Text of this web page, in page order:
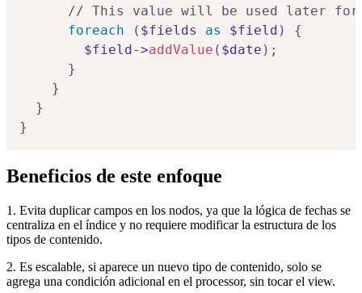
// This value will be used later
foreach
( $fields as $field )
{
$field->addValue ( $date ) ;
}
}
}
}
Beneficios de este enfoque
1. Evita duplicar campos en los nodos, ya que la lógica de fechas se
centraliza en el índice y no requiere modificar la estructura de los
tipos de contenido.
2. Es escalable, si aparece un nuevo tipo de contenido, solo se
agrega una condición adicional en el processor, sin tocar el view.